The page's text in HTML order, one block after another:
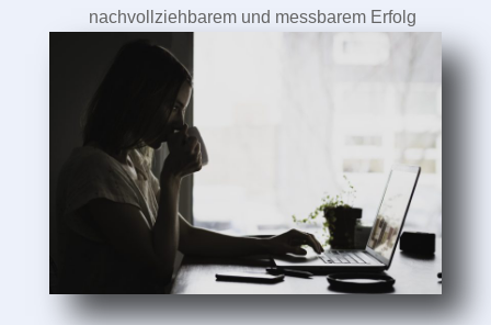
nachvollziehbarem und messbarem Erfolg